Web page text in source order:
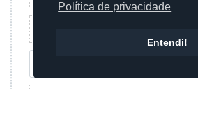
Política de privacidade
Entendi!